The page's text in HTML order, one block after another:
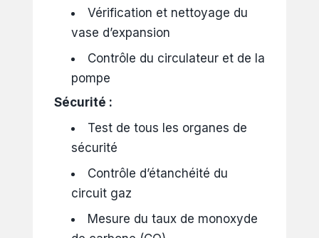
Vérification et nettoyage du
vase d’expansion
Contrôle du circulateur et de la
pompe
Sécurité :
Test de tous les organes de
sécurité
Contrôle d’étanchéité du
circuit gaz
Mesure du taux de monoxyde